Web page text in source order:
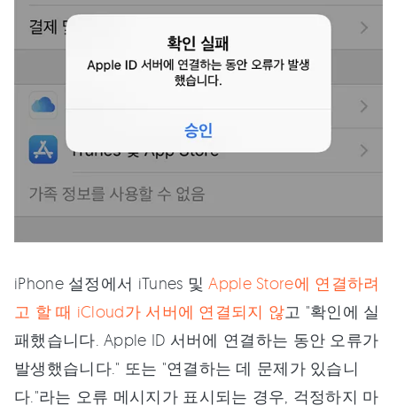
iPhone 설정에서 iTunes 및Apple Store에 연결하려
고 할 때 iCloud가 서버에 연결되지 않고 "확인에 실
패했습니다. Apple ID 서버에 연결하는 동안 오류가
발생했습니다." 또는 "연결하는 데 문제가 있습니
다."라는 오류 메시지가 표시되는 경우, 걱정하지 마